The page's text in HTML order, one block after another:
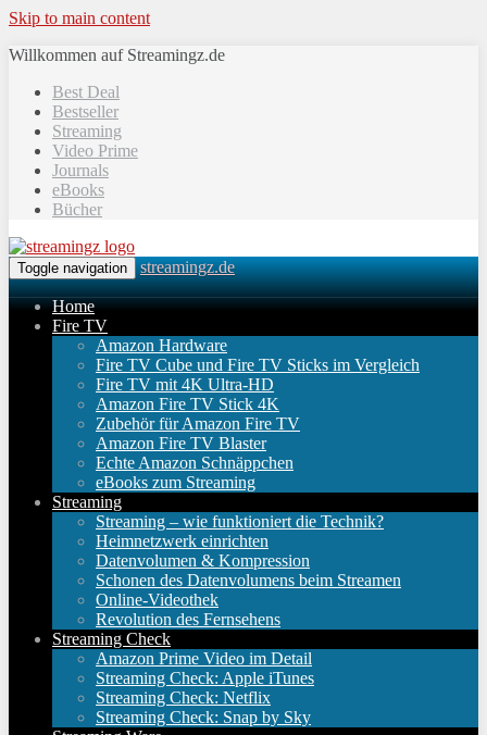
Skip to main content
Willkommen auf Streamingz.de
Best Deal
Bestseller
Streaming
Video Prime
Journals
eBooks
Bücher
Toggle navigation streamingz.de
Home
Fire TV
Amazon Hardware
Fire TV Cube und Fire TV Sticks im Vergleich
Fire TV mit 4K Ultra-HD
Amazon Fire TV Stick 4K
Zubehör für Amazon Fire TV
Amazon Fire TV Blaster
Echte Amazon Schnäppchen
eBooks zum Streaming
Streaming
Streaming – wie funktioniert die Technik?
Heimnetzwerk einrichten
Datenvolumen & Kompression
Schonen des Datenvolumens beim Streamen
Online-Videothek
Revolution des Fernsehens
Streaming Check
Amazon Prime Video im Detail
Streaming Check: Apple iTunes
Streaming Check: Netflix
Streaming Check: Snap by Sky